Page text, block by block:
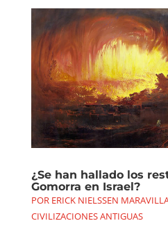
¿Se han hallado los
Gomorra en Israel?
POR ERICK NIELSSEN
CIVILIZACIONES ANTIGUAS